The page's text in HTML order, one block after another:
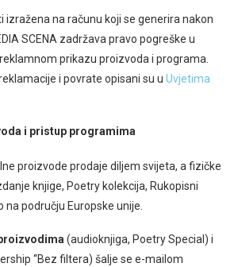
izražena na računu koji se generira nakon
SCENA zadržava pravo pogreške u
prikazu proizvoda i programa.
i povrate opisani su u Uvjetima
i pristup programima
proizvode prodaje diljem svijeta, a fizičke
knjige, Poetry kolekcija, Rukopisni
području Europske unije.
(audioknjiga, Poetry Special) i
“Bez filtera) šalje se e-mailom